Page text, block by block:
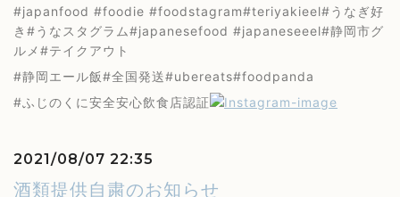
#japanfood #foodie #foodstagram#teriyakieel#うなぎ好
き#うなスタグラム#japanesefood #japaneseeel#静岡市グ
ルメ#テイクアウト
#静岡エール飯#全国発送#ubereats#foodpanda
#ふじのくに安全安心飲食店認証
2021/08/07 22:35
酒類提供自粛のお知らせ